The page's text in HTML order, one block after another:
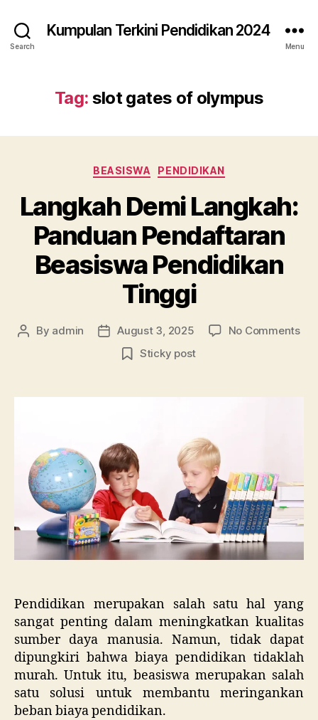
Search
Kumpulan Terkini Pendidikan 2024
Menu
Tag: slot gates of olympus
Categories
BEASISWA PENDIDIKAN
Langkah Demi Langkah:
Panduan Pendaftaran
Beasiswa Pendidikan
Tinggi
Post
By admin
Post
date
August 3, 2025 No Commentson
Sticky post
Pendidikan merupakan salah satu hal yang
sangat penting dalam meningkatkan kualitas
sumber daya manusia. Namun, tidak dapat
dipungkiri bahwa biaya pendidikan tidaklah
murah. Untuk itu, beasiswa merupakan salah
satu solusi untuk membantu meringankan
beban biaya pendidikan.